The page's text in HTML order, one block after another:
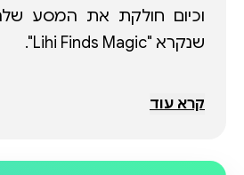
וכיום חולקת את המסע שלה
משימתה בחיים היא לקבל
קרא עוד